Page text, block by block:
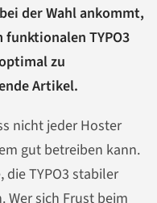
der Wahl ankommt,
TYPO3
zu
Artikel.
nicht jeder Hoster
gut betreiben kann.
die TYPO3 stabiler
sich Frust beim